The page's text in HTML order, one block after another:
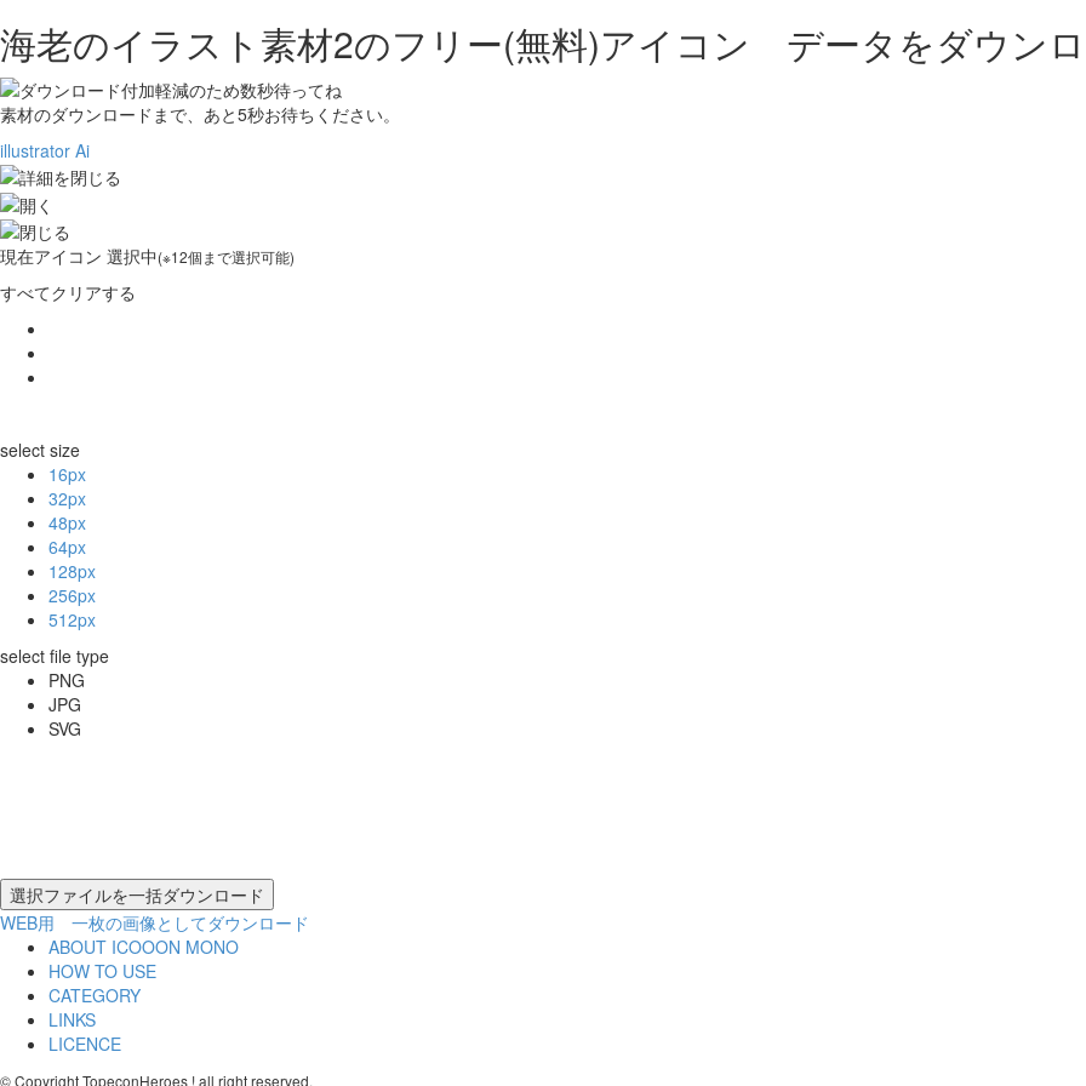
海老のイラスト素材2のフリー(無料)アイコン データをダウン
素材のダウンロードまで、あと5秒お待ちください。
illustrator Ai
現在アイコン 選択中(※12個まで選択可能)
すべてクリアする
select size
16px
32px
48px
64px
128px
256px
512px
select file type
PNG
JPG
SVG
WEB用 一枚の画像としてダウンロード
ABOUT ICOOON MONO
HOW TO USE
CATEGORY
LINKS
LICENCE
© Copyright TopeconHeroes ! all right reserved.